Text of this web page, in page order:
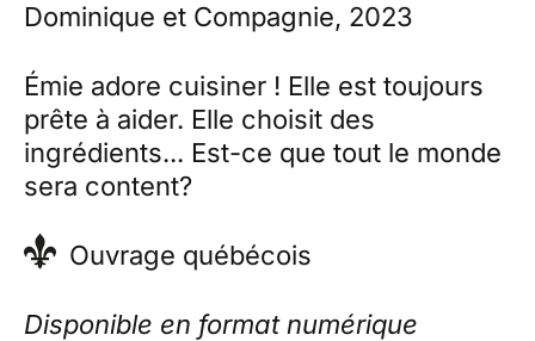
Dominique et Compagnie, 2023
Émie adore cuisiner ! Elle est toujours
prête à aider. Elle choisit des
ingrédients... Est-ce que tout le monde
sera content?
Ouvrage québécois
Disponible en format numérique